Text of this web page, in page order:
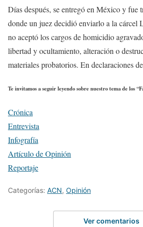
Días después, se entregó en México y fue
donde un juez decidió enviarlo a la cárcel
no aceptó los cargosdehomicidio
libertad y ocultamiento, alteración o
materiales probatorios. En declaraciones
Te invitamos a seguir leyendo sobre nuestro tema de los “
Crónica
Entrevista
Infografía
Artículo de Opinión
Reportaje
Categorías: ACN, Opinión
Ver comentarios